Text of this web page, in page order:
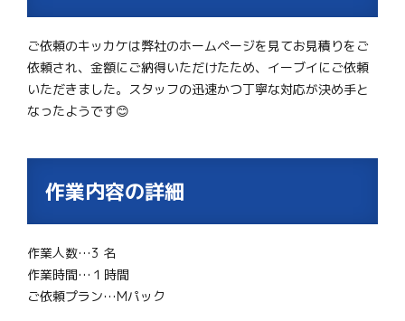
ご依頼のキッカケは弊社のホームページを見てお見積りをご
依頼され、金額にご納得いただけたため、イーブイにご依頼
いただきました。スタッフの迅速かつ丁寧な対応が決め手と
なったようです😊
作業内容の詳細
作業人数…3 名
作業時間…１時間
ご依頼プラン…Mパック